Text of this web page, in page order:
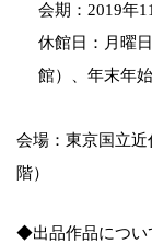
会期：2019年
休館日：月曜
館）、年末年
会場：東京国立
階）
◆出品作品につい